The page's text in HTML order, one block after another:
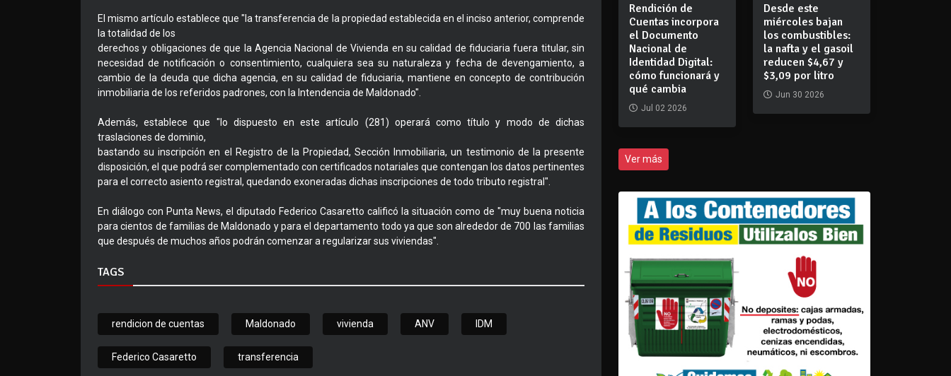
El mismo artículo establece que "la transferencia de la propiedad establecida en el inciso anterior, comprende
la totalidad de los
derechos y obligaciones de que la Agencia Nacional de Vivienda en su calidad de fiduciaria fuera titular, sin
necesidad de notificación o consentimiento, cualquiera sea su naturaleza y fecha de devengamiento, a
cambio de la deuda que dicha agencia, en su calidad de fiduciaria, mantiene en concepto de contribución
inmobiliaria de los referidos padrones, con la Intendencia de Maldonado".
Además, establece que "lo dispuesto en este artículo (281) operará como título y modo de dichas
traslaciones de dominio,
bastando su inscripción en el Registro de la Propiedad, Sección Inmobiliaria, un testimonio de la presente
disposición, el que podrá ser complementado con certificados notariales que contengan los datos pertinentes
para el correcto asiento registral, quedando exoneradas dichas inscripciones de todo tributo registral".
En diálogo con Punta News, el diputado Federico Casaretto calificó la situación como de "muy buena noticia
para cientos de familias de Maldonado y para el departamento todo ya que son alrededor de 700 las familias
que después de muchos años podrán comenzar a regularizar sus viviendas".
TAGS
rendicion de cuentas Maldonado vivienda ANV IDM
Federico Casaretto transferencia
Rendición de
Cuentas incorpora
el Documento
Nacional de
Identidad Digital:
cómo funcionará y
qué cambia
Jul 02 2026
Desde este
miércoles bajan
los combustibles:
la nafta y el gasoil
reducen $4,67 y
$3,09 por litro
Jun 30 2026
Ver más